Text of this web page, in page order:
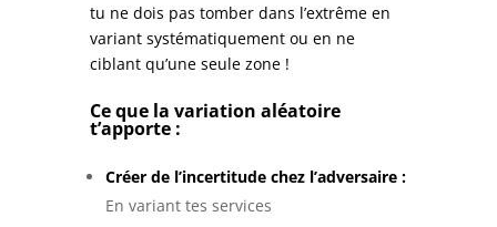
tu ne dois pas tomber dans l’extrême en
variant systématiquement ou en ne
ciblant qu’une seule zone !
Ce que la variation aléatoire
t’apporte :
Créer de l’incertitude chez l’adversaire :
En variant tes services